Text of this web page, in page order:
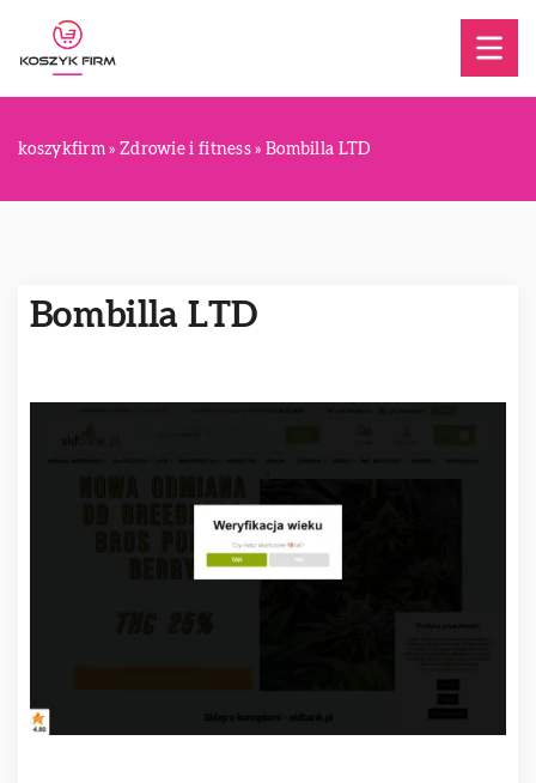
koszykfirm » Zdrowie i fitness » Bombilla LTD
Bombilla LTD